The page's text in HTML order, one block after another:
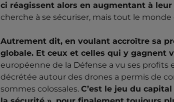
ci réagissent alors en augmentant à
cherche à se sécuriser, mais tout le
Autrement dit, en voulant accroître sa
globale. Et ceux et celles qui y gagnent
européenne de la Défense a vu ses profits
décrétée autour des drones a permis de
sommes colossales.C’est le jeu du